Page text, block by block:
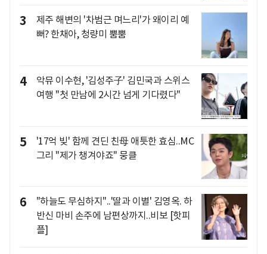
3
제주 해변의 '차범근 며느리'가 왜이리 예
뻐? 한채아, 청량미 뿜뿜
4
악뮤 이수현, '김성주子' 김민국과 스위스
여행 "첫 만남에 2시간 넘게 기다렸다"
5
'17억 빚' 함께 견딘 친母 애틋한 효심..MC
그리 "제가 챙겨야죠" 뭉클
6
"하늘도 무심하지"..'딸과 이별' 김영옥. 하
반신 마비 손주에 남편상까지..비보 [핫피
플]